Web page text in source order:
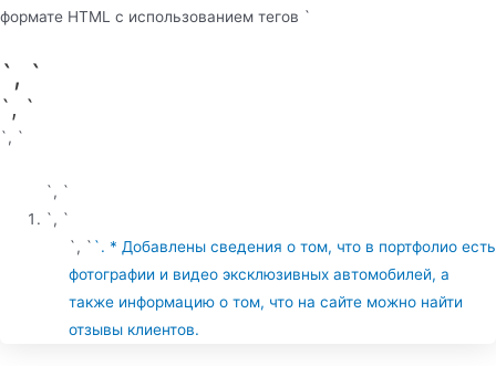
формате HTML с использованием тегов `
`, `
`, `
`, `
`, `
`, `
`, ` `. * Добавлены сведения о том, что в портфолио есть
фотографии и видео эксклюзивных автомобилей, а
также информацию о том, что на сайте можно найти
отзывы клиентов.